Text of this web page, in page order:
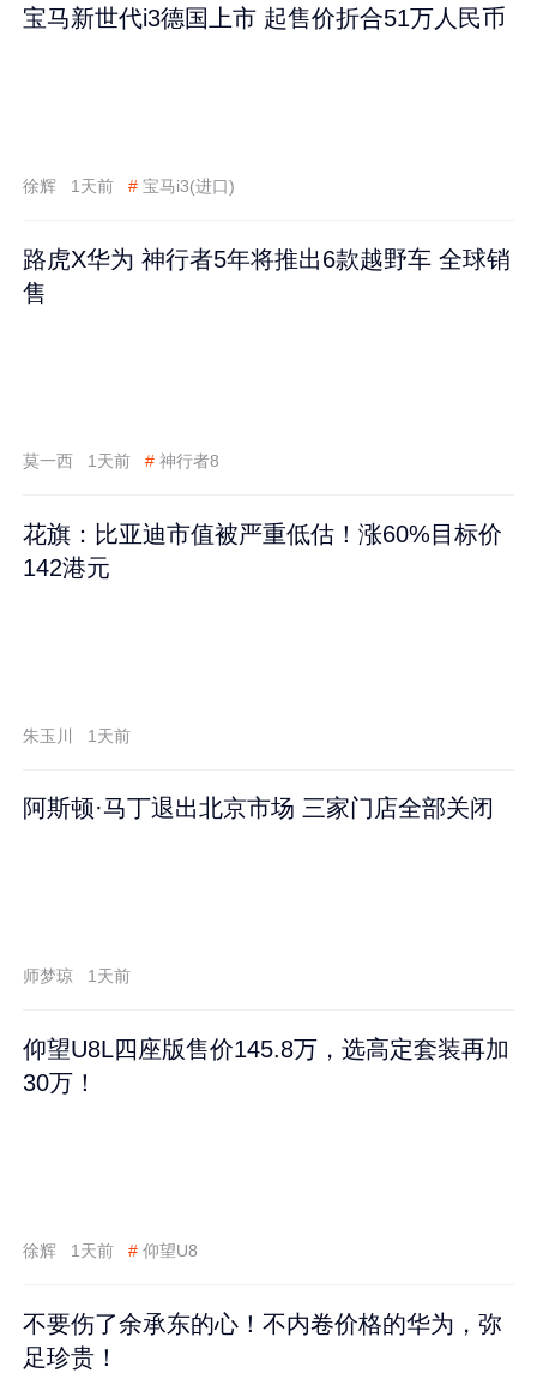
宝马新世代i3德国上市 起售价折合51万人民币
徐辉 1天前 # 宝马i3(进口)
路虎X华为 神行者5年将推出6款越野车 全球销
售
莫一西 1天前 # 神行者8
花旗：比亚迪市值被严重低估！涨60%目标价
142港元
朱玉川 1天前
阿斯顿·马丁退出北京市场 三家门店全部关闭
师梦琼 1天前
仰望U8L四座版售价145.8万，选高定套装再加
30万！
徐辉 1天前 # 仰望U8
不要伤了余承东的心！不内卷价格的华为，弥
足珍贵！